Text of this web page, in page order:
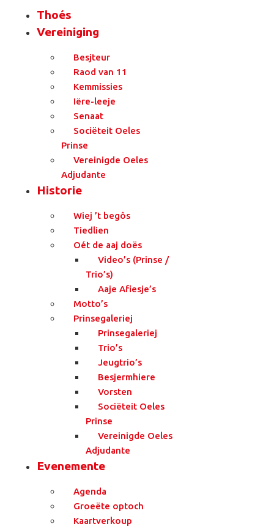
Thoés
Vereiniging
Besjteur
Raod van 11
Kemmissies
Iëre-leeje
Senaat
Sociëteit Oeles
Prinse
Vereinigde Oeles
Adjudante
Historie
Wiej ’t begôs
Tiedlien
Oét de aaj doës
Video’s (Prinse /
Trio’s)
Aaje Afiesje’s
Motto’s
Prinsegaleriej
Prinsegaleriej
Trio’s
Jeugtrio’s
Besjermhiere
Vorsten
Sociëteit Oeles
Prinse
Vereinigde Oeles
Adjudante
Evenemente
Agenda
Groeëte optoch
Kaartverkoup